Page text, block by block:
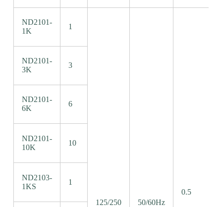
ND2101-
1K
1
125/250 50/60Hz
0.5
ND2101-
3K
3
ND2101-
6K
6
ND2101-
10K
10
ND2103-
1KS
1